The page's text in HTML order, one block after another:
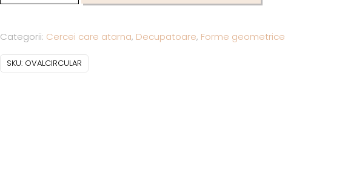
Categorii: Cercei care atarna, Decupatoare, Forme geometrice
SKU: OVALCIRCULAR